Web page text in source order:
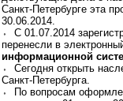
Санкт-Петербурге эта
30.06.2014.
⬫ С 01.07.2014
перенесли в
информационной
⬫ Сегодня открыть
Санкт-Петербурга.
⬫ По вопросам